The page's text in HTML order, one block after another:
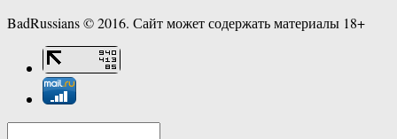
BadRussians © 2016. Сайт может содержать материалы 18+